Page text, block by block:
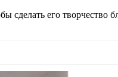
сделать его